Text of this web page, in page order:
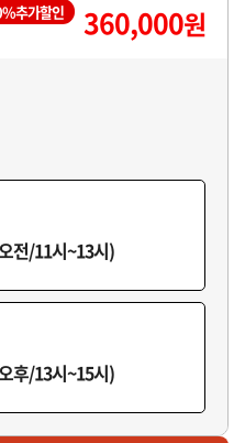
시~17시)
추가할인 360,000원
전/11시~13시)
후/13시~15시)